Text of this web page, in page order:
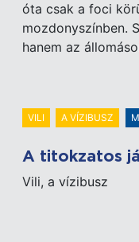
óta csak a foci
mozdonyszínben.
hanem az
VILI A VÍZIBUSZ
A titokzatos
Vili, a vízibusz